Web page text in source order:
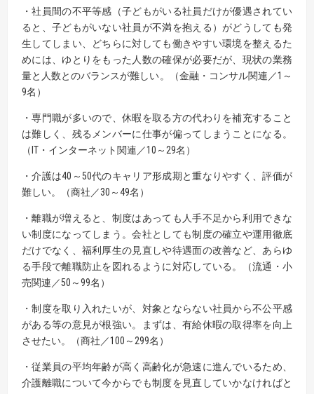
・社員間の不平等感（子どもがいる社員だけが優遇されてい
ると、子どもがいない社員が不満を抱える）がどうしても発
生してしまい、どちらに対しても働きやすい環境を整えるた
めには、ゆとりをもった人数の確保が必要だが、現状の業務
量と人数とのバランスが難しい。（金融・コンサル関連／1～
9名）
・専門職が多いので、休暇を取る方の代わりを補充すること
は難しく、残るメンバーに仕事が偏ってしまうことになる。
（IT・インターネット関連／10～29名）
・介護は40～50代のキャリア形成期と重なりやすく、評価が
難しい。（商社／30～49名）
・離職が増えると、制度はあっても人手不足から利用できな
い制度になってしまう。会社としても制度の確立や運用徹底
だけでなく、福利厚生の見直しや待遇面の改善など、あらゆ
る手段で離職防止を図れるように対応している。（流通・小
売関連／50～99名）
・制度を取り入れたいが、対象とならない社員から不公平感
がある等の意見が根強い。まずは、有給休暇の取得率を向上
させたい。（商社／100～299名）
・従業員の平均年齢が高く高齢化が急速に進んでいるため、
介護離職について今からでも制度を見直していかなければと